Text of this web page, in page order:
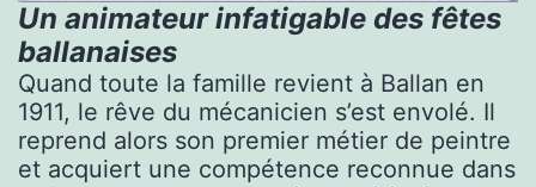
Un animateur infatigable des fêtes
ballanaises
Quand toute la famille revient à Ballan en
1911, le rêve du mécanicien s’est envolé. Il
reprend alors son premier métier de peintre
et acquiert une compétence reconnue dans